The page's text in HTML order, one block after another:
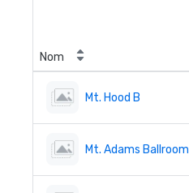
Nom
Mt. Hood B
Mt. Adams Ballroom